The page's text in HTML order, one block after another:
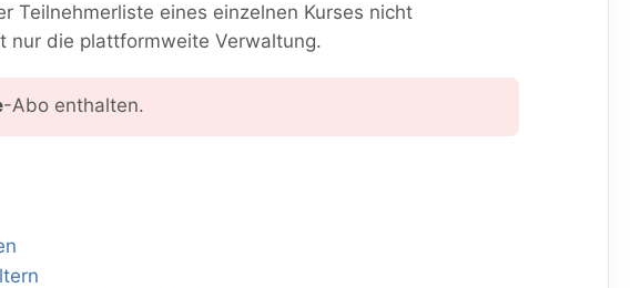
Teilnehmerliste eines einzelnen Kurses nicht
die plattformweite Verwaltung.
-Abo enthalten.